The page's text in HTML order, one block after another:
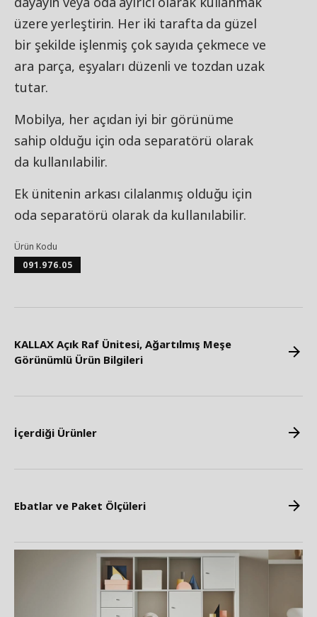
üzere yerleştirin. Her iki tarafta da güzel
bir şekilde işlenmiş çok sayıda çekmece ve
ara parça, eşyaları düzenli ve tozdan uzak
tutar.
Mobilya, her açıdan iyi bir görünüme
sahip olduğu için oda separatörü olarak
da kullanılabilir.
Ek ünitenin arkası cilalanmış olduğu için
oda separatörü olarak da kullanılabilir.
Ürün Kodu
091.976.05
KALLAX Açık Raf Ünitesi, Ağartılmış Meşe
Görünümlü Ürün Bilgileri
İçerdiği Ürünler
Ebatlar ve Paket Ölçüleri